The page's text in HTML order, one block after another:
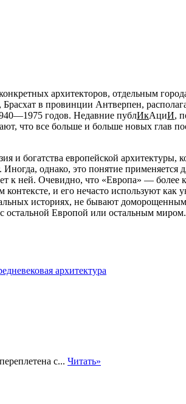
архитекторов, отдельным
в провинции Антверпен,
годов. Недавние публИкАциИ,
что все больше и больше новых глав
и богатства европейской архитектуры,
однако, это понятие применяется
к ней. Очевидно, что «Европа» — более
и его нечасто используют как
историях, не бывают
остальной Европой или остальным миром.
архитектура
с... Читать»